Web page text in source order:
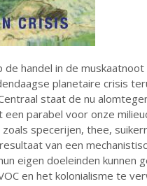
handel in de muskaatnoot
planetaire crisis
staat de nu
parabel voor onze
specerijen, thee,
van een
eigen doeleinden kunnen
en het kolonialisme te